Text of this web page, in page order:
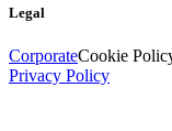
Legal
CorporateCookie
Privacy Policy